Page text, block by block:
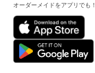
オーダーメイドをアプリでも！